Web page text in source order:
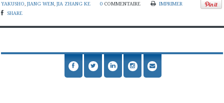
YAKUSHO, JIANG WEN, JIA ZHANG KE 0 COMMENTAIRE
IMPRIMER
SHARE